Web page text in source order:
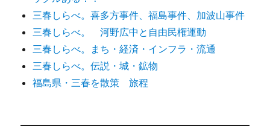
三春しらべ。喜多方事件、福島事件、加波山事件
三春しらべ。 河野広中と自由民権運動
三春しらべ。まち・経済・インフラ・流通
三春しらべ。伝説・城・鉱物
福島県・三春を散策 旅程